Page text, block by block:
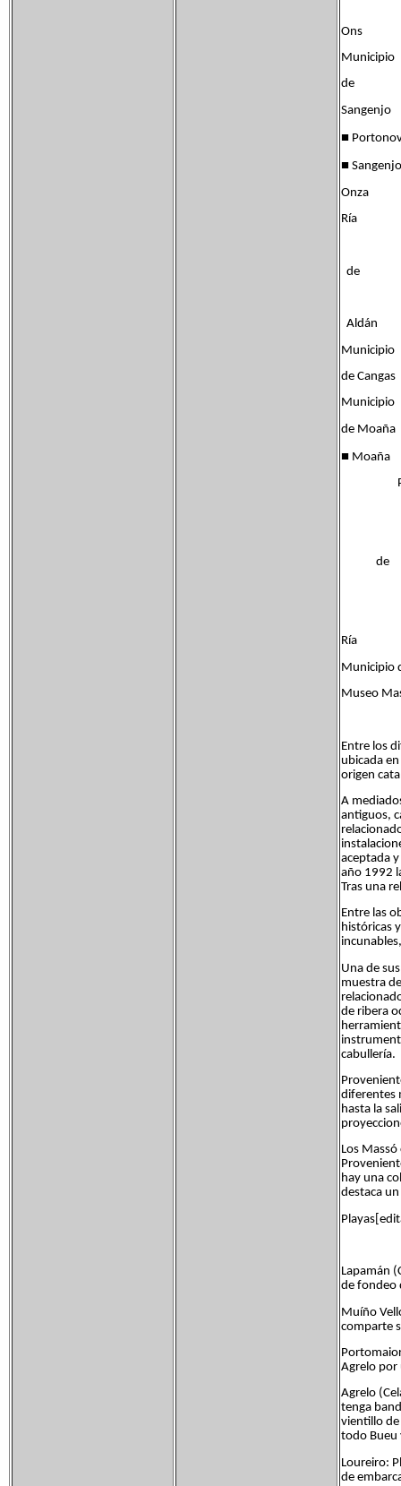
Ons
Municipio
de
Sangenjo
■
■ Sangenjo
Onza
Ría
de
Aldán
Municipio
de Cangas
Municipio
de Moaña
■ Moaña
de
Ría
Municipio
Museo
Entre los
ubicada
origen
A
antiguos,
aceptada
año 1992
Tras una
Entre las
históricas
Una de
muestra
de ribera
cabullería.
diferentes
hasta la
Los
hay una
destaca
Lapamán
de fondeo
Muíño
comparte
Agrelo por
Agrelo
tenga
vientillo de
todo Bueu
Loureiro:
de